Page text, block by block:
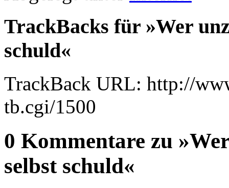
TrackBacks für »Wer
schuld«
TrackBack URL: http://
tb.cgi/1500
0 Kommentare zu
selbst schuld«